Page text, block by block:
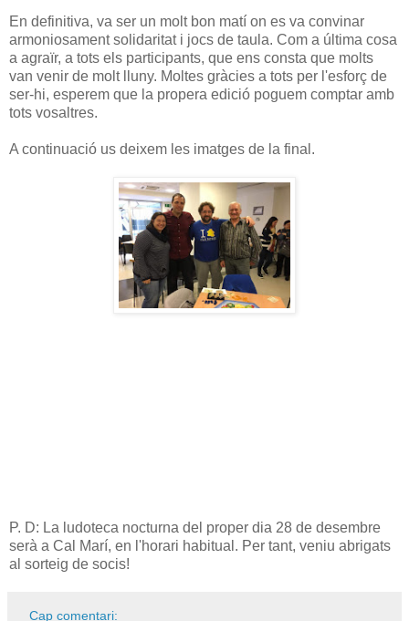
En definitiva, va ser un molt bon matí on es va convinar
armoniosament solidaritat i jocs de taula. Com a última cosa
a agraïr, a tots els participants, que ens consta que molts
van venir de molt lluny. Moltes gràcies a tots per l'esforç de
ser-hi, esperem que la propera edició poguem comptar amb
tots vosaltres.
A continuació us deixem les imatges de la final.
P. D: La ludoteca nocturna del proper dia 28 de desembre
serà a Cal Marí, en l'horari habitual. Per tant, veniu abrigats
al sorteig de socis!
Cap comentari: